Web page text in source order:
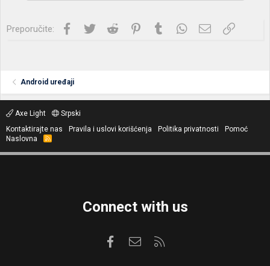
Preporučite: Facebook
Twitter Reddit PinterestTumblrWhatsApp
Imejl Link
Android uređaji
Axe Light
Srpski
Kontaktirajte nas
Pravila i uslovi korišćenja Politika privatnosti
Pomoć
Naslovna
R
S
Connect with us
FacebookKontaktirajte nas